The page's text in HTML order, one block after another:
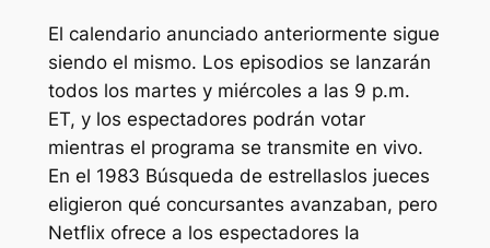
El calendario anunciado anteriormente sigue
siendo el mismo. Los episodios se lanzarán
todos los martes y miércoles a las 9 p.m.
ET, y los espectadores podrán votar
mientras el programa se transmite en vivo.
En el 1983 Búsqueda de estrellaslos jueces
eligieron qué concursantes avanzaban, pero
Netflix ofrece a los espectadores la